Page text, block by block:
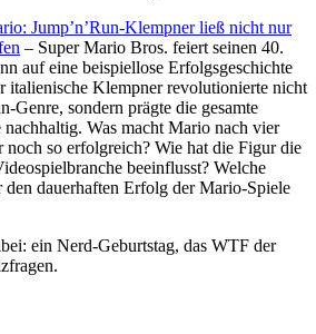
Jump’n’Run-Klempner ließ nicht nur
– Super Mario Bros. feiert seinen 40.
auf eine beispiellose Erfolgsgeschichte
italienische Klempner revolutionierte nicht
Genre, sondern prägte die gesamte
Was macht Mario nach vier
noch so erfolgreich? Wie hat die Figur die
beeinflusst? Welche
dauerhaften Erfolg der Mario-Spiele
ein Nerd-Geburtstag, das WTF der